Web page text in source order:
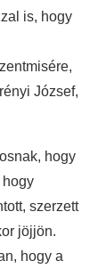
is, hogy
József,
hogy
hogy
szerzett
jöjjön.
hogy a